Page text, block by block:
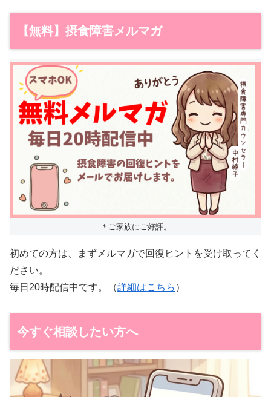
【無料】摂食障害メルマガ
＊ご家族にご好評。
初めての方は、まずメルマガで回復ヒントを受け取ってく
ださい。
毎日20時配信中です。（詳細はこちら ）
今すぐ相談したい方へ